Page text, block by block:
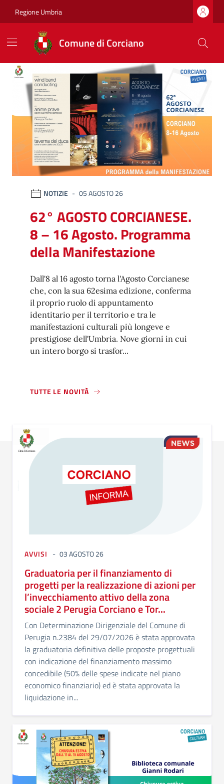
Regione Umbria
Comune di Corciano
Comune di Corciano
Ultime notizie
NOTIZIE 05 AGOSTO 26
62° AGOSTO CORCIANESE.
8 – 16 Agosto. Programma
della Manifestazione
Dall'8 al 16 agosto torna l'Agosto Corcianese
che, con la sua 62esima edizione, conferma
il proprio ruolo di appuntamento
identitario per il territorio e tra le
manifestazioni culturali più longeve e
prestigiose dell'Umbria. Nove giorni in cui
un intero borgo si trasfor...
TUTTE LE NOVITÀ
AVVISI 03 AGOSTO 26
Graduatoria per il finanziamento di
progetti per la realizzazione di azioni per
l’invecchiamento attivo della zona
sociale 2 Perugia Corciano e Tor...
Con Determinazione Dirigenziale del Comune di
Perugia n.2384 del 29/07/2026 è stata approvata
la graduatoria definitiva delle proposte progettuali
con indicazione del finanziamento massimo
concedibile (50% delle spese indicate nel piano
economico finanziario) ed è stata approvata la
liquidazione in...